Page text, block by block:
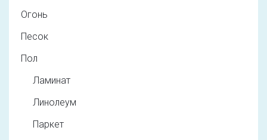
Огонь
Песок
Пол
Ламинат
Линолеум
Паркет